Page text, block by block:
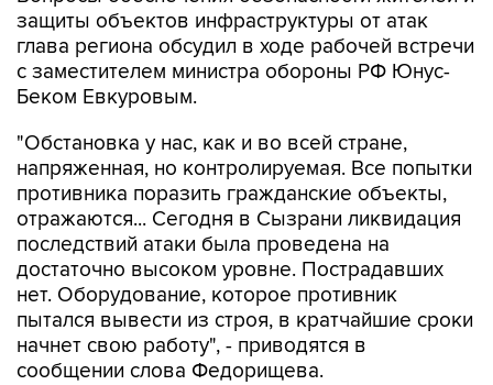
защиты объектов инфраструктуры от атак
глава региона обсудил в ходе рабочей встречи
с заместителем министра обороны РФ Юнус-
Беком Евкуровым.
"Обстановка у нас, как и во всей стране,
напряженная, но контролируемая. Все попытки
противника поразить гражданские объекты,
отражаются... Сегодня в Сызрани ликвидация
последствий атаки была проведена на
достаточно высоком уровне. Пострадавших
нет. Оборудование, которое противник
пытался вывести из строя, в кратчайшие сроки
начнет свою работу", - приводятся в
сообщении слова Федорищева.